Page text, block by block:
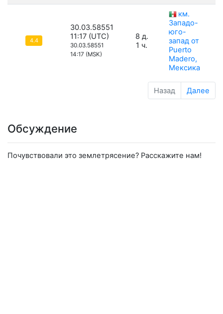
4.4
30.03.58551
11:17 (UTC)
30.03.58551
14:17 (MSK)
8 д.
1 ч.
км.
Западо-
юго-
запад от
Puerto
Madero,
Мексика
Назад Далее
Обсуждение
Почувствовали это землетрясение? Расскажите нам!